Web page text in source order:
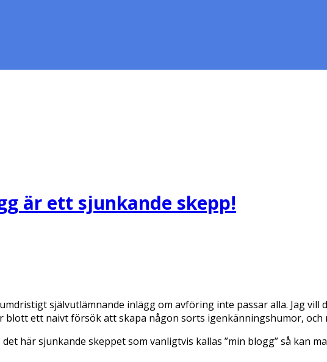
är ett sjunkande skepp!
självutlämnande inlägg om avföring inte passar alla. Jag
blott ett naivt försök att skapa någon sorts igenkänningshumor, och
här sjunkande skeppet som vanligtvis kallas ”min blogg” så kan